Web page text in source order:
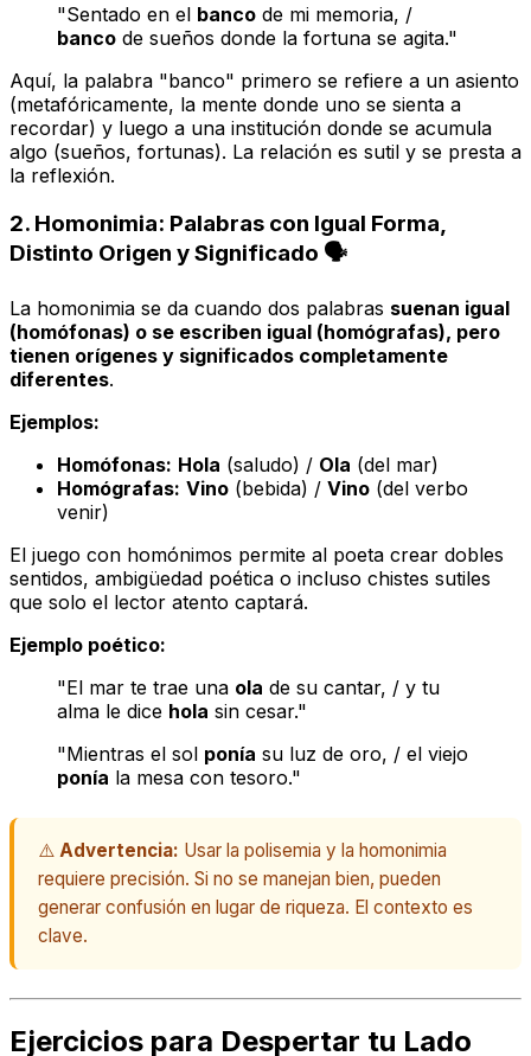
"Sentado en el banco de mi memoria, /
banco de sueños donde la fortuna se agita."
Aquí, la palabra "banco" primero se refiere a un asiento
(metafóricamente, la mente donde uno se sienta a
recordar) y luego a una institución donde se acumula
algo (sueños, fortunas). La relación es sutil y se presta a
la reflexión.
2. Homonimia: Palabras con Igual Forma,
Distinto Origen y Significado 🗣️
La homonimia se da cuando dos palabras suenan igual
(homófonas) o se escriben igual (homógrafas), pero
tienen orígenes y significados completamente
diferentes.
Ejemplos:
Homófonas: Hola (saludo) / Ola (del mar)
Homógrafas: Vino (bebida) / Vino (del verbo
venir)
El juego con homónimos permite al poeta crear dobles
sentidos, ambigüedad poética o incluso chistes sutiles
que solo el lector atento captará.
Ejemplo poético:
"El mar te trae una ola de su cantar, / y tu
alma le dice hola sin cesar."
"Mientras el sol ponía su luz de oro, / el viejo
ponía la mesa con tesoro."
⚠️ Advertencia: Usar la polisemia y la homonimia
requiere precisión. Si no se manejan bien, pueden
generar confusión en lugar de riqueza. El contexto es
clave.
Ejercicios para Despertar tu Lado